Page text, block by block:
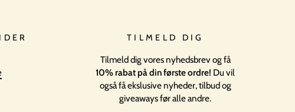
TILMELD DIG
Tilmeld dig vores nyhedsbrev og få
10% rabat på din første ordre! Du vil
også få ekslusive nyheder, tilbud og
giveaways før alle andre.